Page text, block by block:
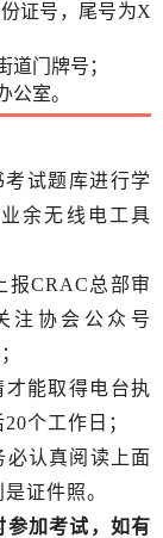
证号，尾号为X
道门牌号；
公室。
试题库进行学
余无线电工具
报CRAC总部审
注协会公众号
能取得电台执
个工作日；
必认真阅读上面
证件照。
参加考试，如有